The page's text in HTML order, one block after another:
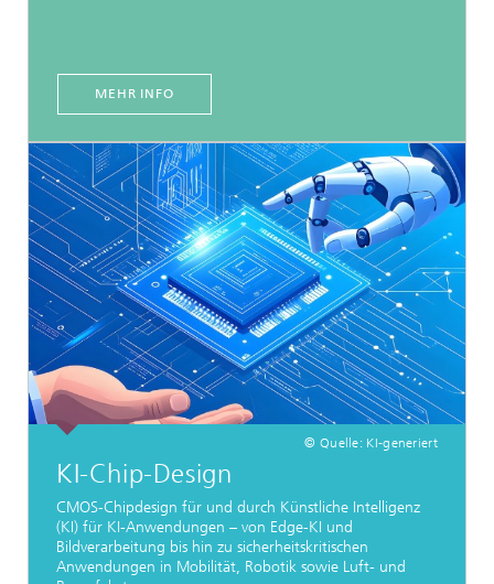
MEHR INFO
© Quelle: KI-generiert
KI-Chip-Design
CMOS-Chipdesign für und durch Künstliche Intelligenz
(KI) für KI-Anwendungen – von Edge-KI und
Bildverarbeitung bis hin zu sicherheitskritischen
Anwendungen in Mobilität, Robotik sowie Luft- und